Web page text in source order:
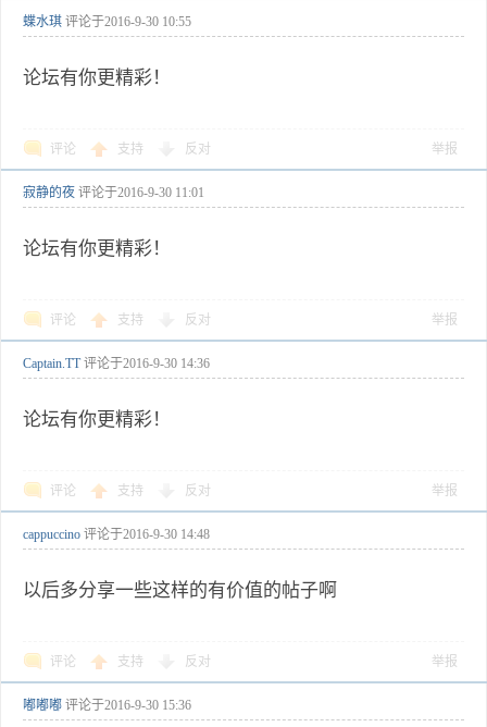
蝶水琪 评论于2016-9-30 10:55
论坛有你更精彩！
评论 支持 反对 举报
寂静的夜 评论于2016-9-30 11:01
论坛有你更精彩！
评论 支持 反对 举报
Captain.TT 评论于2016-9-30 14:36
论坛有你更精彩！
评论 支持 反对 举报
cappuccino 评论于2016-9-30 14:48
以后多分享一些这样的有价值的帖子啊
评论 支持 反对 举报
嘟嘟嘟 评论于2016-9-30 15:36